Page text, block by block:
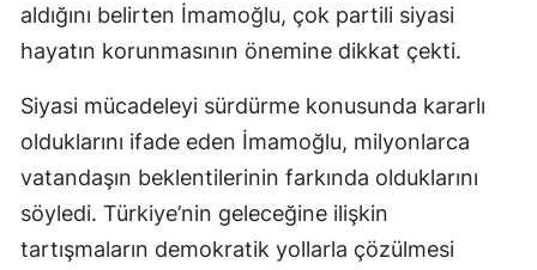
aldığını belirten İmamoğlu, çok partili siyasi
hayatın korunmasının önemine dikkat çekti.
Siyasi mücadeleyi sürdürme konusunda kararlı
olduklarını ifade eden İmamoğlu, milyonlarca
vatandaşın beklentilerinin farkında olduklarını
söyledi. Türkiye’nin geleceğine ilişkin
tartışmaların demokratik yollarla çözülmesi